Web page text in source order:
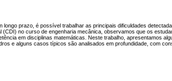
prazo, é possível trabalhar as principais dificuldades
no curso de engenharia mecânica, observamos que os
em disciplinas matemáticas. Neste trabalho, apresentamos
e alguns casos típicos são analisados em profundidade, com